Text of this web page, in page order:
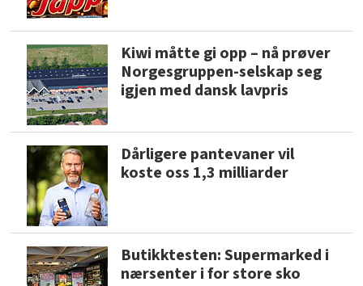
Kiwi måtte gi opp – nå prøver
Norgesgruppen-selskap seg
igjen med dansk lavpris
Dårligere pantevaner vil
koste oss 1,3 milliarder
Butikktesten: Supermarked i
nærsenter i for store sko